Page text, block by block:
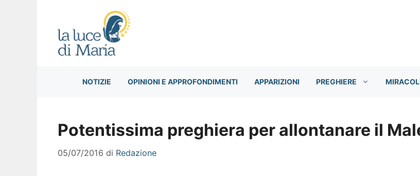
NOTIZIE OPINIONI E APPROFONDIMENTI APPARIZIONI PREGHIERE
Potentissima preghiera per allontanare il
05/07/2016 di Redazione